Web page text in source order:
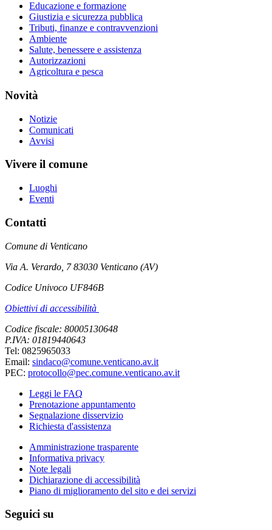
Educazione e formazione
Giustizia e sicurezza pubblica
Tributi, finanze e contravvenzioni
Ambiente
Salute, benessere e assistenza
Autorizzazioni
Agricoltura e pesca
Novità
Notizie
Comunicati
Avvisi
Vivere il comune
Luoghi
Eventi
Contatti
Comune di Venticano
Via A. Verardo, 7 83030 Venticano (AV)
Codice Univoco UF846B
Obiettivi di accessibilità
Codice fiscale: 80005130648
P.IVA: 01819440643
Tel: 0825965033
Email: sindaco@comune.venticano.av.it
PEC: protocollo@pec.comune.venticano.av.it
Leggi le FAQ
Prenotazione appuntamento
Segnalazione disservizio
Richiesta d'assistenza
Amministrazione trasparente
Informativa privacy
Note legali
Dichiarazione di accessibilità
Piano di miglioramento del sito e dei servizi
Seguici su